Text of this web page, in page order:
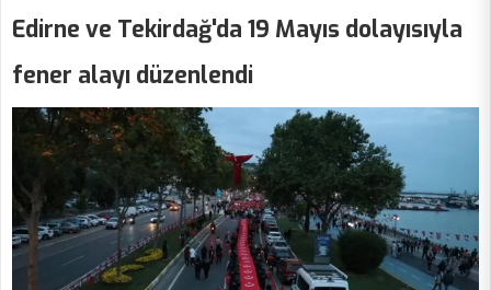
Edirne ve Tekirdağ'da 19 Mayıs dolayısıyla
fener alayı düzenlendi